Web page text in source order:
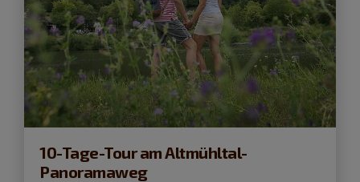
10-Tage-Tour am Altmühltal-
Panoramaweg